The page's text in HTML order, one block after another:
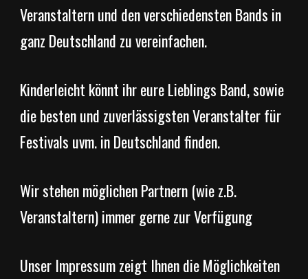
Veranstaltern und den verschiedensten Bands in
ganz Deutschland zu vereinfachen.
Kinderleicht könnt ihr eure Lieblings Band, sowie
die besten und zuverlässigsten Veranstalter für
Festivals uvm. in Deutschland finden.
Wir stehen möglichen Partnern (wie z.B.
Veranstaltern) immer gerne zur Verfügung
Unser Impressum zeigt Ihnen die Möglichkeiten